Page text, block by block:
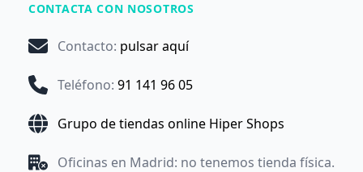
CONTACTA CON NOSOTROS
Contacto: pulsar aquí
Teléfono: 91 141 96 05
Grupo de tiendas online Hiper Shops
Oficinas en Madrid: no tenemos tienda física.